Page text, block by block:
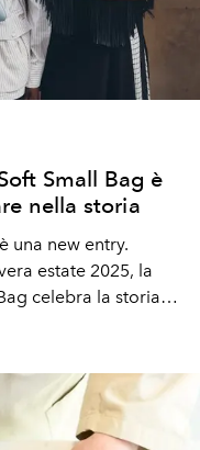
Small Bag è
nella storia
una new entry.
estate 2025, la
celebra la storia
con la musica.